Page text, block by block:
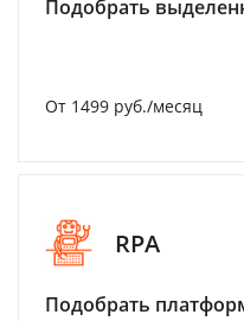
Подобрать
От 1499 руб./месяц
RPA
Подобрать